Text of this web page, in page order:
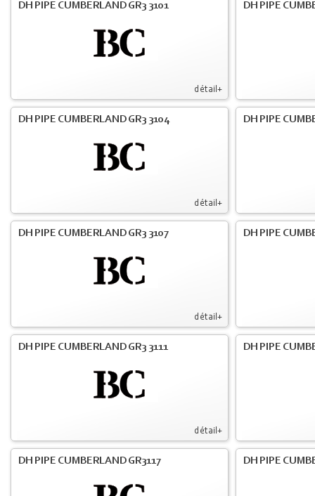
détail+
DH PIPE CUMBERLAND GR3 3101 DH PIPE
détail+
DH PIPE CUMBERLAND GR3 3104 DH PIPE
détail+
DH PIPE CUMBERLAND GR3 3107 DH PIPE
détail+
DH PIPE CUMBERLAND GR3 3111 DH PIPE
DH PIPE CUMBERLAND GR3117 DH PIPE